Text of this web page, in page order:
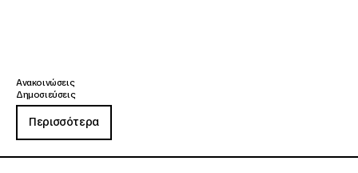
Ανακοινώσεις
Δημοσιεύσεις
Περισσότερα